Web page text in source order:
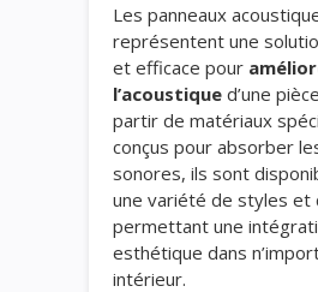
Les panneaux
représentent une
et efficace pour
l’acoustique d’une
partir de matériaux
conçus pour absorber
sonores, ils sont
une variété de styles et
permettant une
esthétique dans
intérieur.